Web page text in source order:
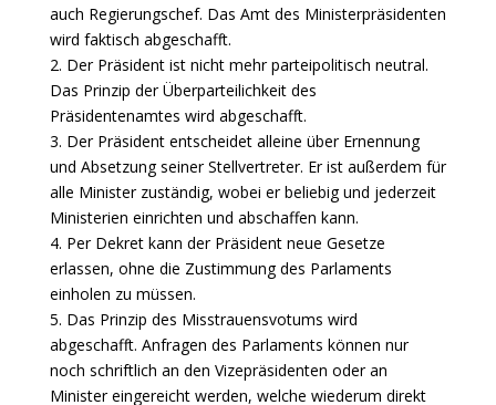
auch Regierungschef. Das Amt des Ministerpräsidenten
wird faktisch abgeschafft.
2. Der Präsident ist nicht mehr parteipolitisch neutral.
Das Prinzip der Überparteilichkeit des
Präsidentenamtes wird abgeschafft.
3. Der Präsident entscheidet alleine über Ernennung
und Absetzung seiner Stellvertreter. Er ist außerdem für
alle Minister zuständig, wobei er beliebig und jederzeit
Ministerien einrichten und abschaffen kann.
4. Per Dekret kann der Präsident neue Gesetze
erlassen, ohne die Zustimmung des Parlaments
einholen zu müssen.
5. Das Prinzip des Misstrauensvotums wird
abgeschafft. Anfragen des Parlaments können nur
noch schriftlich an den Vizepräsidenten oder an
Minister eingereicht werden, welche wiederum direkt